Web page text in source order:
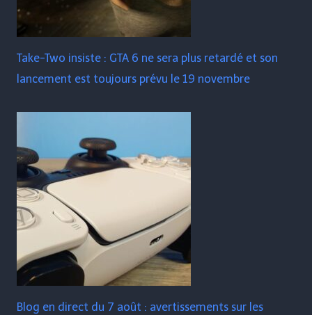
Take-Two insiste : GTA 6 ne sera plus retardé et son
lancement est toujours prévu le 19 novembre
Blog en direct du 7 août : avertissements sur les